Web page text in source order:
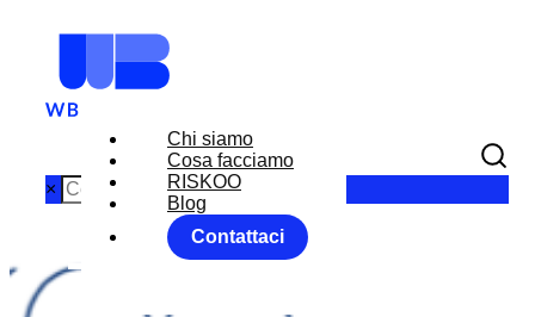
Chi siamo
Cosa facciamo
RISKOO
Blog
Contattaci
×
THANKSGIVI